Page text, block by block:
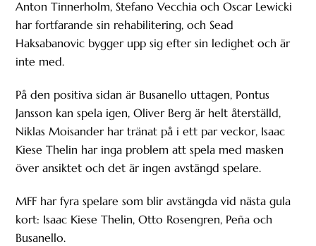
Anton Tinnerholm, Stefano Vecchia och Oscar Lewicki
har fortfarande sin rehabilitering, och Sead
Haksabanovic bygger upp sig efter sin ledighet och är
inte med.
På den positiva sidan är Busanello uttagen, Pontus
Jansson kan spela igen, Oliver Berg är helt återställd,
Niklas Moisander har tränat på i ett par veckor, Isaac
Kiese Thelin har inga problem att spela med masken
över ansiktet och det är ingen avstängd spelare.
MFF har fyra spelare som blir avstängda vid nästa gula
kort: Isaac Kiese Thelin, Otto Rosengren, Peña och
Busanello.